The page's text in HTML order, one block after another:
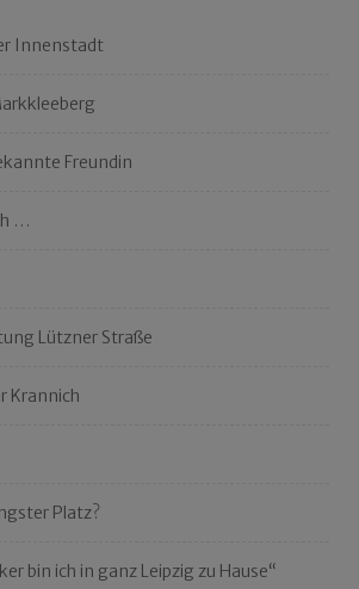
Innenstadt
Freundin
…
Lützner Straße
Krannich
Platz?
bin ich in ganz Leipzig zu Hause“